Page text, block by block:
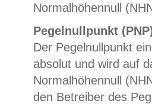
Normalhöhennull
Pegelnullpunkt
Der Pegelnullpunkt
absolut und wird auf
Normalhöhennull
den Betreiber des